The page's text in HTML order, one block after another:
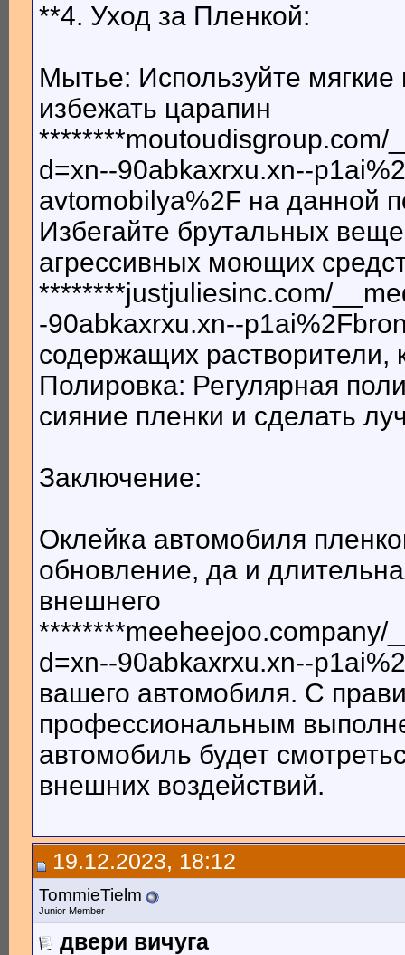
**4. Уход за Пленкой:
Мытье: Используйте
избежать царапин
********moutoudisgroup.com/
d=xn--90abkaxrxu.xn--
avtomobilya%2F на данной
Избегайте брутальных
агрессивных моющих
********justjuliesinc.com/
-90abkaxrxu.xn--
содержащих растворители,
Полировка: Регулярная
сияние пленки и сделать
Заключение:
Оклейка автомобиля
обновление, да и
внешнего
********meeheejoo.company/
d=xn--90abkaxrxu.xn--
вашего автомобиля. С
профессиональным
автомобиль будет
внешних воздействий.
19.12.2023, 18:12
TommieTielm
Junior Member
двери вичуга